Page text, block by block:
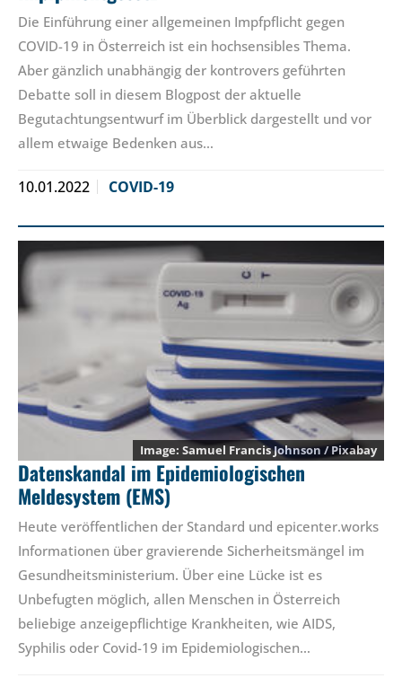
Die Einführung einer allgemeinen Impfpflicht gegen
COVID-19 in Österreich ist ein hochsensibles Thema.
Aber gänzlich unabhängig der kontrovers geführten
Debatte soll in diesem Blogpost der aktuelle
Begutachtungsentwurf im Überblick dargestellt und vor
allem etwaige Bedenken aus…
10.01.2022 COVID-19
Samuel Francis Johnson / Pixabay
Datenskandal im Epidemiologischen
Meldesystem (EMS)
Heute veröffentlichen der Standard und epicenter.works
Informationen über gravierende Sicherheitsmängel im
Gesundheitsministerium. Über eine Lücke ist es
Unbefugten möglich, allen Menschen in Österreich
beliebige anzeigepflichtige Krankheiten, wie AIDS,
Syphilis oder Covid-19 im Epidemiologischen…